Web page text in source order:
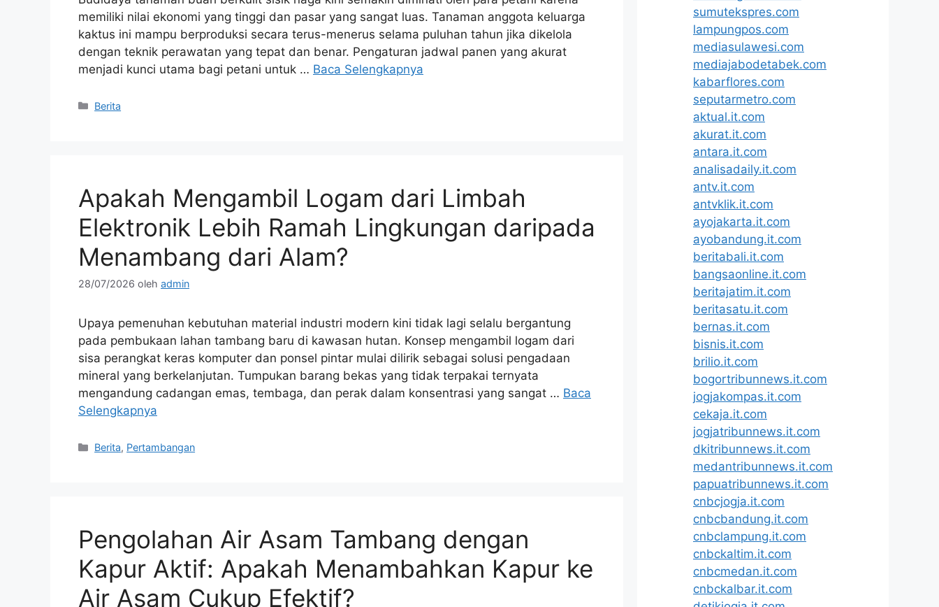
memiliki nilai ekonomi yang tinggi dan pasar yang sangat luas. Tanaman anggota keluarga
kaktus ini mampu berproduksi secara terus-menerus selama puluhan tahun jika dikelola
dengan teknik perawatan yang tepat dan benar. Pengaturan jadwal panen yang akurat
menjadi kunci utama bagi petani untuk … Baca Selengkapnya
Kategori
Berita
Apakah Mengambil Logam dari Limbah
Elektronik Lebih Ramah Lingkungan daripada
Menambang dari Alam?
28/07/2026 oleh admin
Upaya pemenuhan kebutuhan material industri modern kini tidak lagi selalu bergantung
pada pembukaan lahan tambang baru di kawasan hutan. Konsep mengambil logam dari
sisa perangkat keras komputer dan ponsel pintar mulai dilirik sebagai solusi pengadaan
mineral yang berkelanjutan. Tumpukan barang bekas yang tidak terpakai ternyata
mengandung cadangan emas, tembaga, dan perak dalam konsentrasi yang sangat … Baca
Selengkapnya
Kategori
Berita, Pertambangan
Pengolahan Air Asam Tambang dengan
Kapur Aktif: Apakah Menambahkan Kapur ke
Air Asam Cukup Efektif?
sumutekspres.com
lampungpos.com
mediasulawesi.com
mediajabodetabek.com
kabarflores.com
seputarmetro.com
aktual.it.com
akurat.it.com
antara.it.com
analisadaily.it.com
antv.it.com
antvklik.it.com
ayojakarta.it.com
ayobandung.it.com
beritabali.it.com
bangsaonline.it.com
beritajatim.it.com
beritasatu.it.com
bernas.it.com
bisnis.it.com
brilio.it.com
bogortribunnews.it.com
jogjakompas.it.com
cekaja.it.com
jogjatribunnews.it.com
dkitribunnews.it.com
medantribunnews.it.com
papuatribunnews.it.com
cnbcjogja.it.com
cnbcbandung.it.com
cnbclampung.it.com
cnbckaltim.it.com
cnbcmedan.it.com
cnbckalbar.it.com